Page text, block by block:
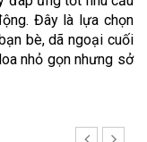
Đây là lựa chọn
bè, dã ngoại cuối
nhỏ gọn nhưng sở